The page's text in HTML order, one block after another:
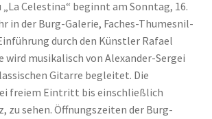
„La Celestina“ beginnt am Sonntag, 16.
in der Burg-Galerie, Faches-Thumesnil-
durch den Künstler Rafael
wird musikalisch von Alexander-Sergei
Gitarre begleitet. Die
freiem Eintritt bis einschließlich
zu sehen. Öffnungszeiten der Burg-